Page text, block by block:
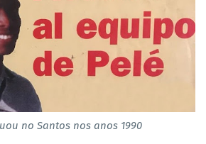
no Santos nos anos 1990